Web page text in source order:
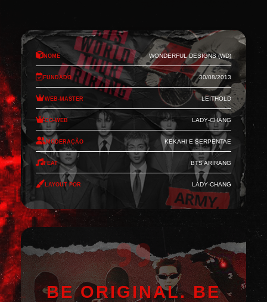
Nome Wonderful Designs (WD)
Fundado 30/08/2013
Web-Master Leithold
Co-Web Lady-Chang
Moderação Kekahi e Serpentae
Feat BTS Arirang
Layout por Lady-Chang
BE ORIGINAL. BE